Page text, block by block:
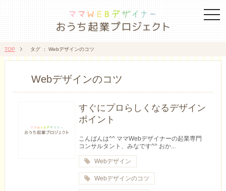
TOP タグ ： Webデザインのコツ
Webデザインのコツ
すぐにプロらしくなるデザイン
ポイント
こんばんは^^ ママWebデザイナーの起業専門
コンサルタント、みなです^^ おか...
Webデザイン
Webデザインのコツ